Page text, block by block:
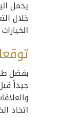
يحمل
خلال
بفضل
جيداً
اتخاذ